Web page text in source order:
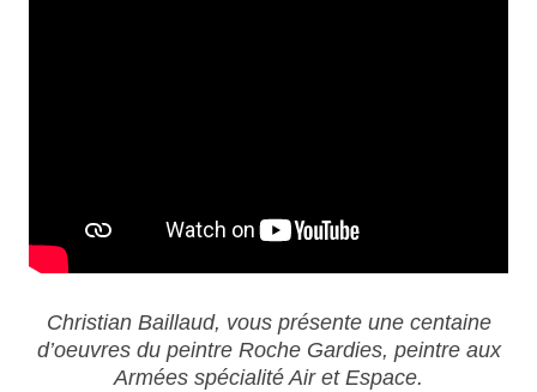
Christian Baillaud, vous présente une centaine
d’oeuvres du peintre Roche Gardies, peintre aux
Armées spécialité Air et Espace.